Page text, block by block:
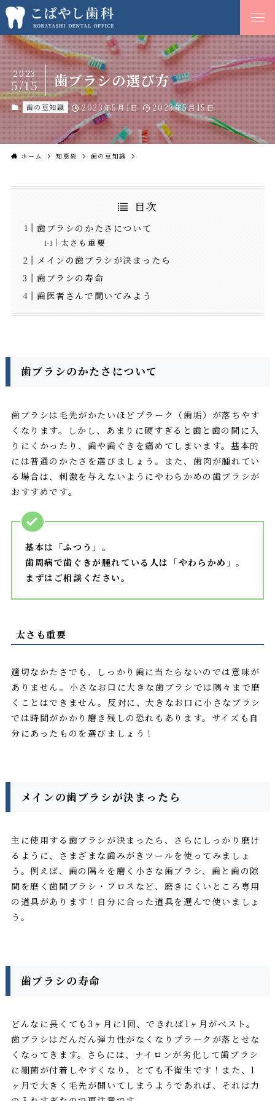
歯ブラシの選び方
2023
5/15
歯の豆知識 2023年5月1日 2023年5月15日
ホーム 知恵袋 歯の豆知識
目次
歯ブラシのかたさについて
太さも重要
メインの歯ブラシが決まったら
歯ブラシの寿命
歯医者さんで聞いてみよう
歯ブラシのかたさについて
歯ブラシは毛先がかたいほどプラーク（歯垢）が落ちやす
くなります。しかし、あまりに硬すぎると歯と歯の間に入
りにくかったり、歯や歯ぐきを痛めてしまいます。基本的
には普通のかたさを選びましょう。また、歯肉が腫れてい
る場合は、刺激を与えないようにやわらかめの歯ブラシが
おすすめです。
基本は「ふつう」。
歯周病で歯ぐきが腫れている人は「やわらかめ」。
まずはご相談ください。
太さも重要
適切なかたさでも、しっかり歯に当たらないのでは意味が
ありません。小さなお口に大きな歯ブラシでは隅々まで磨
くことはできません。反対に、大きなお口に小さなブラシ
では時間がかかり磨き残しの恐れもあります。サイズも自
分にあったものを選びましょう！
メインの歯ブラシが決まったら
主に使用する歯ブラシが決まったら、さらにしっかり磨け
るように、さまざまな歯みがきツールを使ってみましょ
う。例えば、歯の隅々を磨く小さな歯ブラシ、歯と歯の隙
間を磨く歯間ブラシ・フロスなど、磨きにくいところ専用
の道具があります！自分に合った道具を選んで使いましょ
う。
歯ブラシの寿命
どんなに長くても3ヶ月に1回、できれば1ヶ月がベスト。
歯ブラシはだんだん弾力性がなくなりプラークが落とせな
くなってきます。さらには、ナイロンが劣化して歯ブラシ
に細菌が付着しやすくなり、とても不衛生です！また、1
ヶ月で大きく毛先が開いてしまうようであれば、それは力